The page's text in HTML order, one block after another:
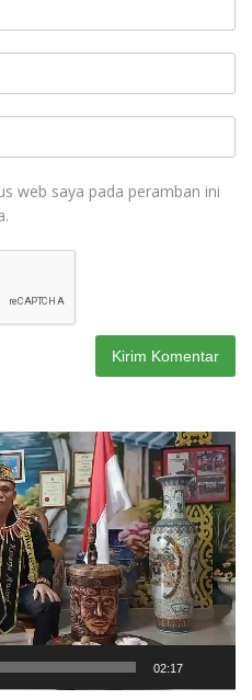
web saya pada peramban ini
02:17